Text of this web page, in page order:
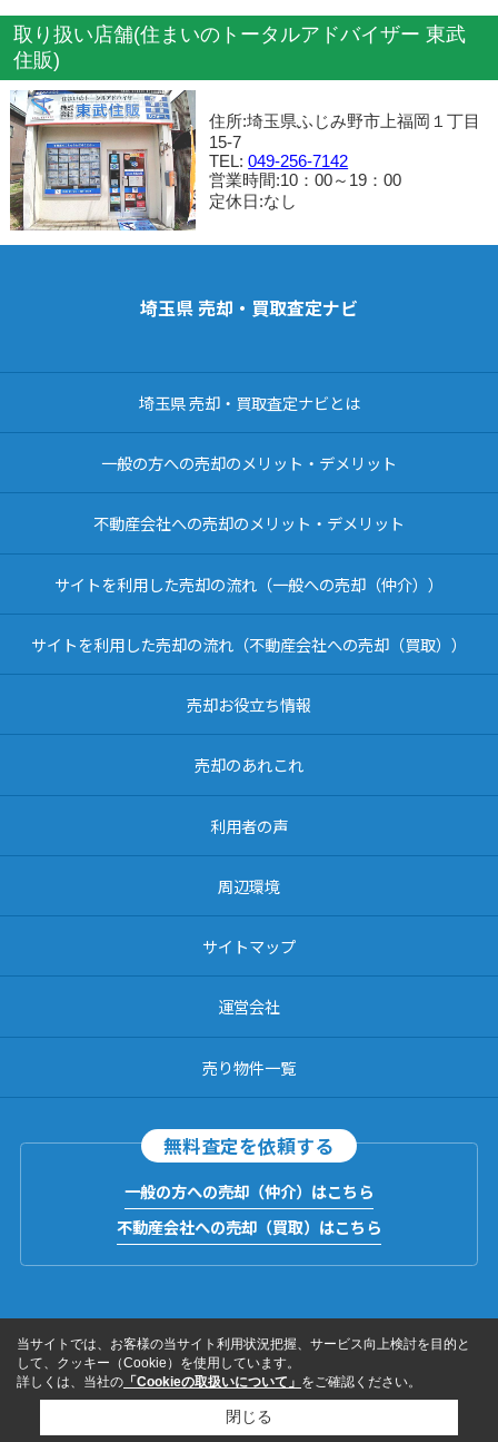
取り扱い店舗(住まいのトータルアドバイザー 東武
住販)
住所:埼玉県ふじみ野市上福岡１丁目
15-7
TEL:049-256-7142
営業時間:10：00～19：00
定休日:なし
埼玉県 売却・買取査定ナビ
埼玉県 売却・買取査定ナビとは
一般の方への売却のメリット・デメリット
不動産会社への売却のメリット・デメリット
サイトを利用した売却の流れ（一般への売却（仲介））
サイトを利用した売却の流れ（不動産会社への売却（買取））
売却お役立ち情報
売却のあれこれ
利用者の声
周辺環境
サイトマップ
運営会社
売り物件一覧
無料査定を依頼する
一般の方への売却（仲介）はこちら
不動産会社への売却（買取）はこちら
当サイトでは、お客様の当サイト利用状況把握、サービス向上検討を目的と
して、クッキー（Cookie）を使用しています。
詳しくは、当社の 「Cookieの取扱いについて」 をご確認ください。
閉じる